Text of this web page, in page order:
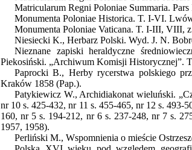
Matricularum Regni Poloniae Summaria.
Monumenta Poloniae Historica. T. I-VI.
Monumenta Poloniae Vaticana. T. I-III, VIII,
Niesiecki K., Herbarz Polski. Wyd. J. N.
Nieznane zapiski heraldyczne
Piekosiński. „Archiwum Komisji Historycznej”.
Paprocki B., Herby rycerstwa polskiego
Kraków 1858 (Pap.).
Patykiewicz W., Archidiakonat wieluński.
nr 10 s. 425-432, nr 11 s. 455-465, nr 12 s. 493-
160, nr 5 s. 194-212, nr 6 s. 237-248, nr 7 s.
1957, 1958).
Perliński M., Wspomnienia o mieście